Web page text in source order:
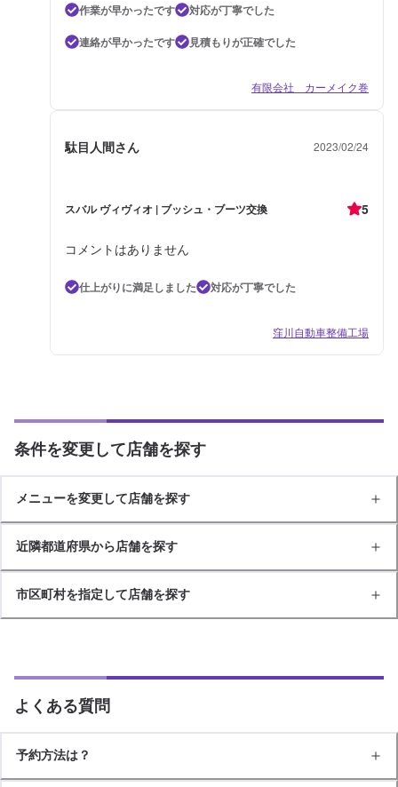
作業が早かったです
対応が丁寧でした
連絡が早かったです
見積もりが正確でした
有限会社 カーメイク巻
駄目人間さん 2023/02/24
スバル ヴィヴィオ | ブッシュ・ブーツ交換 5
コメントはありません
仕上がりに満足しました 対応が丁寧でした
窪川自動車整備工場
条件を変更して店舗を探す
メニューを変更して店舗を探す
近隣都道府県から店舗を探す
市区町村を指定して店舗を探す
よくある質問
予約方法は？